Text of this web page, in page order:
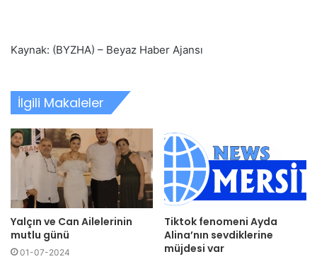
Kaynak: (BYZHA) – Beyaz Haber Ajansı
İlgili Makaleler
Yalçın ve Can Ailelerinin
mutlu günü
01-07-2024
Tiktok fenomeni Ayda
Alina’nın sevdiklerine
müjdesi var